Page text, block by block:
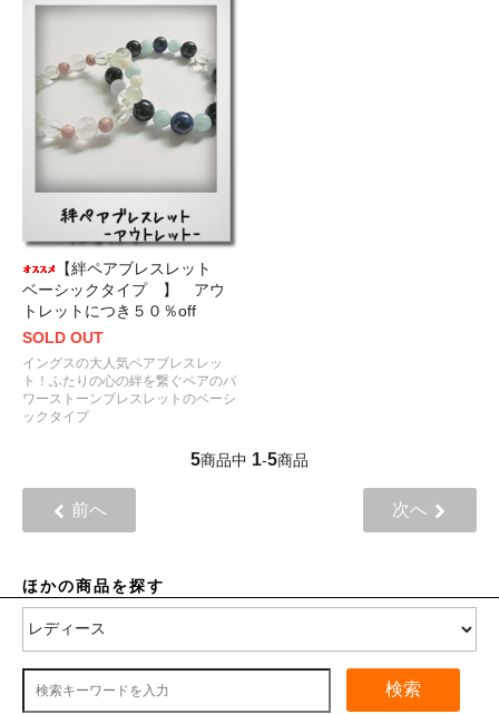
【絆ペアブレスレット
ベーシックタイプ 】 アウ
トレットにつき５０％off
SOLD OUT
イングスの大人気ペアブレスレッ
ト！ふたりの心の絆を繋ぐペアのパ
ワーストーンブレスレットのベーシ
ックタイプ
5商品中 1-5商品
前へ 次へ
ほかの商品を探す
検索